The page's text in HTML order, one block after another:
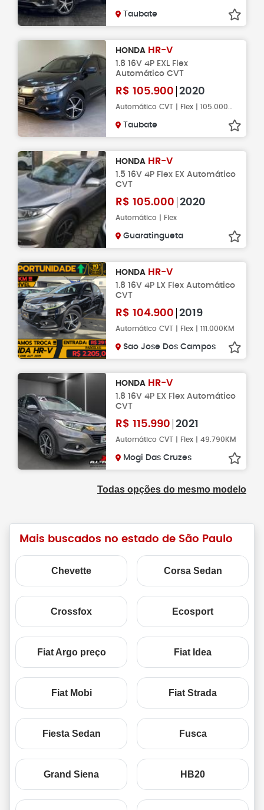
Taubate
HONDA HR-V
1.8 16V 4P EXL Flex
Automático CVT
R$ 105.900 2020
Taubate
HONDA HR-V
1.5 16V 4P Flex EX Automático
CVT
R$ 105.000 2020
Automático | Flex
Guaratingueta
HONDA HR-V
1.8 16V 4P LX Flex Automático
CVT
R$ 104.900 2019
Automático CVT | Flex | 111.000KM
Sao Jose Dos Campos
HONDA HR-V
1.8 16V 4P EX Flex Automático
CVT
R$ 115.990 2021
Automático CVT | Flex | 49.790KM
Mogi Das Cruzes
Todas opções do mesmo modelo
Mais buscados no estado de São Paulo
Chevette Corsa Sedan
Crossfox Ecosport
Fiat Argo preço Fiat Idea
Fiat Mobi Fiat Strada
Fiesta Sedan Fusca
Grand Siena HB20